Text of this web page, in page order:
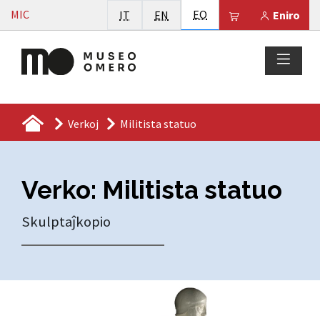
Vai al contenuto
MIC Eniro
Il tuo carrello
IT Italiano
EN English
EO Esperanto
Verkoj Militista statuo
Verko: Militista statuo
Skulptaĵkopio